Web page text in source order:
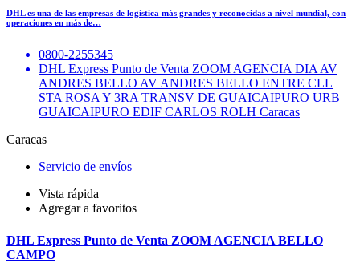
DHL es una de las empresas de logística más grandes y reconocidas a nivel mundial, con
operaciones en más de…
0800-2255345
DHL Express Punto de Venta ZOOM AGENCIA DIA AV
ANDRES BELLO AV ANDRES BELLO ENTRE CLL
STA ROSA Y 3RA TRANSV DE GUAICAIPURO URB
GUAICAIPURO EDIF CARLOS ROLH Caracas
Caracas
Servicio de envíos
Vista rápida
Agregar a favoritos
DHL Express Punto de Venta ZOOM AGENCIA BELLO
CAMPO